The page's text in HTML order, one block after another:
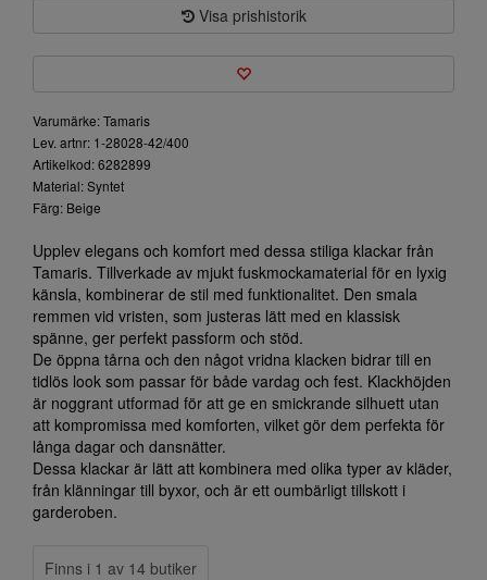
Visa prishistorik
Varumärke: Tamaris
Lev. artnr: 1-28028-42/400
Artikelkod: 6282899
Material: Syntet
Färg: Beige
Upplev elegans och komfort med dessa stiliga klackar från
Tamaris. Tillverkade av mjukt fuskmockamaterial för en lyxig
känsla, kombinerar de stil med funktionalitet. Den smala
remmen vid vristen, som justeras lätt med en klassisk
spänne, ger perfekt passform och stöd.
De öppna tårna och den något vridna klacken bidrar till en
tidlös look som passar för både vardag och fest. Klackhöjden
är noggrant utformad för att ge en smickrande silhuett utan
att kompromissa med komforten, vilket gör dem perfekta för
långa dagar och dansnätter.
Dessa klackar är lätt att kombinera med olika typer av kläder,
från klänningar till byxor, och är ett oumbärligt tillskott i
garderoben.
Finns i 1 av 14 butiker